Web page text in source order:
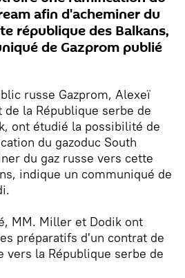
afin d'acheminer du
république des Balkans,
de Gazprom publié
russe Gazprom, Alexeï
la République serbe de
ont étudié la possibilité de
du gazoduc South
du gaz russe vers cette
indique un communiqué de
MM. Miller et Dodik ont
préparatifs d'un contrat de
vers la République serbe de